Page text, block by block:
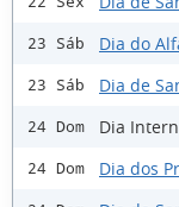
23 Sáb Dia do
23 Sáb Dia de
24 Dom Dia
24 Dom Dia dos